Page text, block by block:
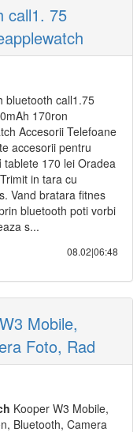
call1. 75
bluetooth call1.75
170ron
Accesorii Telefoane
accesorii pentru
tablete 170 lei Oradea
in tara cu
Vand bratara fitnes
bluetooth poti vorbi
s...
08.02|06:48
Mobile,
Foto, Rad
Kooper W3 Mobile,
Bluetooth, Camera